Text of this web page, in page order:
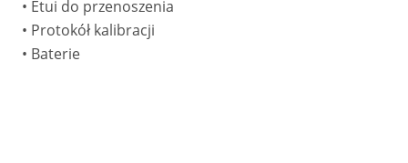
• Etui do przenoszenia
• Protokół kalibracji
• Baterie